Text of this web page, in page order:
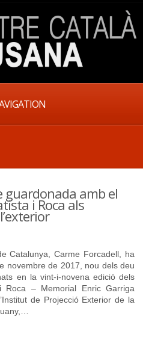
guardonada amb el
i Roca als
Catalunya, Carme Forcadell, ha
novembre de 2017, nou dels deu
en la vint-i-novena edició dels
Roca – Memorial Enric Garriga
de Projecció Exterior de la